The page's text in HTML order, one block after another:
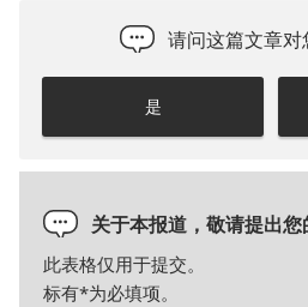
请问这篇文章对
是
关于本报道，敬请提出您
此表格仅用于提交。
标有*为必填项。